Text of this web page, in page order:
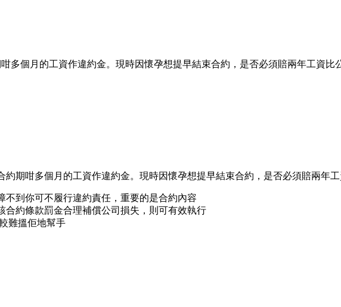
多個月的工資作違約金。現時因懷孕想提早結束合約，是否必須賠兩年工資比
期咁多個月的工資作違約金。現時因懷孕想提早結束合約，是否必須賠兩年工
到你可不履行違約責任，重要的是合約內容
約條款罰金合理補償公司損失，則可有效執行
難搵佢地幫手